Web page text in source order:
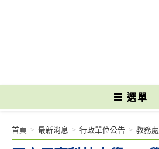
選單
首頁 > 最新消息 > 行政單位公告 > 教務